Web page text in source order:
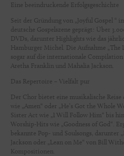
Eine beeindruckende Erfolgsgeschichte
Seit der Gründung von „Joyful Gospel “
deutsche Gospelszene geprägt: Über
DVDs, darunter Highlights wie das
Hamburger Michel. Die Aufnahme „The
sogar auf die internationale Compilation
Aretha Franklin und Mahalia Jackson.
Das Repertoire – Vielfalt pur
Der Chor bietet eine musikalische
wie „Amen“ oder „He’s Got the Whole
Sister Act wie „I Will Follow Him“ bis
Worship-Hits wie „Goodness of God“.
bekannte Pop- und Soulsongs, darunter
Jackson oder „Lean on Me“ von Bill
Kompositionen.